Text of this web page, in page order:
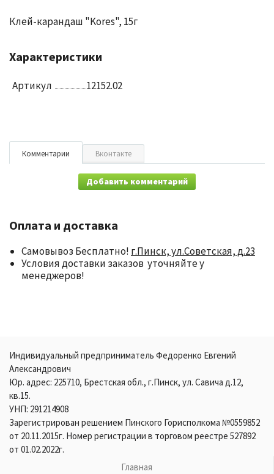
Клей-карандаш "Kores", 15г
Характеристики
Артикул 12152.02
Комментарии Вконтакте
Добавить комментарий
Оплата и доставка
Самовывоз Бесплатно! г.Пинск, ул.Советская, д.23
Условия доставки заказов уточняйте у
менеджеров!
Индивидуальный предприниматель Федоренко Евгений
Александрович
Юр. адрес: 225710, Брестская обл., г.Пинск, ул. Савича д.12,
кв.15.
УНП: 291214908
Зарегистрирован решением Пинского Горисполкома №0559852
от 20.11.2015г. Номер регистрации в торговом реестре 527892
от 01.02.2022г.
Главная